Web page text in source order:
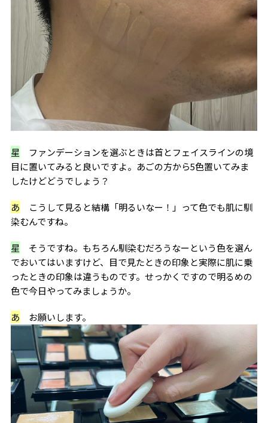
星 ファンデーションを選ぶときは首とフェイスラインの境
目に置いてみると良いですよ。あごの方から5色置いてみま
したけどどうでしょう？
あ こうして見ると結構「明るいなー！」って色でも肌に馴
染むんですね。
星 そうですね。もちろん馴染むだろうなーという色を選ん
でおいてはいますけど、目で見たときの印象と実際に肌に乗
ったときの印象は違うものです。せっかくですので明るめの
色で今日やってみましょうか。
あ お願いします。